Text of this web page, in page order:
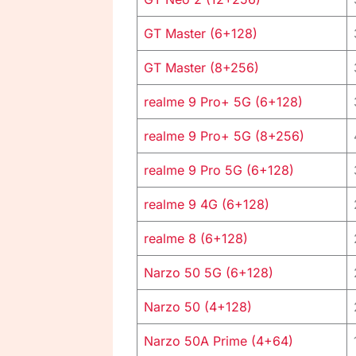
GT Master (6+128)
GT Master (8+256)
realme 9 Pro+ 5G (6+128)
realme 9 Pro+ 5G (8+256)
realme 9 Pro 5G (6+128)
realme 9 4G (6+128)
realme 8 (6+128)
Narzo 50 5G (6+128)
Narzo 50 (4+128)
Narzo 50A Prime (4+64)